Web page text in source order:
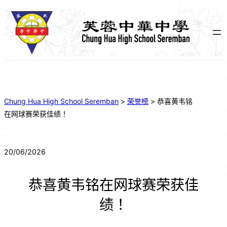
Chung Hua High School Seremban > 荣誉榜 > 恭喜黄韦铭
在网球赛荣获佳绩！
20/06/2026
恭喜黄韦铭在网球赛荣获佳
绩！